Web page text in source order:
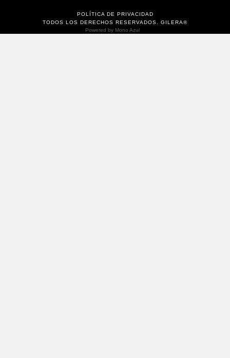
POLÍTICA DE PRIVACIDAD
TODOS LOS DERECHOS RESERVADOS. GILERA®
Powered by Mono Azul